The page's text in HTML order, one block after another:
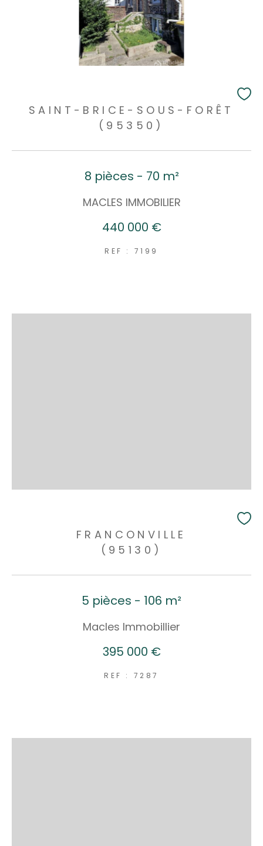
SAINT-BRICE-SOUS-FORÊT
(95350)
8 pièces - 70 m²
MACLES IMMOBILIER
440 000 €
REF : 7199
FRANCONVILLE
(95130)
5 pièces - 106 m²
Macles Immobillier
395 000 €
REF : 7287